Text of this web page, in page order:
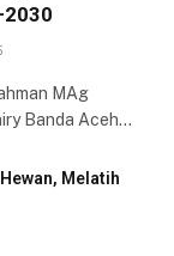
MAg
Banda Aceh…
Melatih